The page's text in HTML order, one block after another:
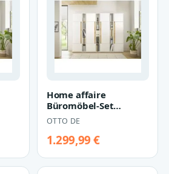
Home affaire
Büromöbel-Set
CiTY/GiRON, (Set, 7-
tlg)
OTTO DE
1.299,99 €